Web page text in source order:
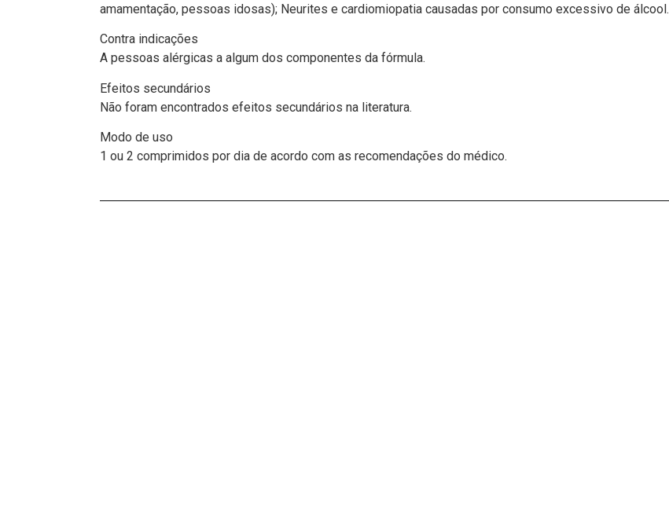
amamentação, pessoas idosas); Neurites e cardiomiopatia causadas por consumo excessivo de álcool.
Contra indicações
A pessoas alérgicas a algum dos componentes da fórmula.
Efeitos secundários
Não foram encontrados efeitos secundários na literatura.
Modo de uso
1 ou 2 comprimidos por dia de acordo com as recomendações do médico.